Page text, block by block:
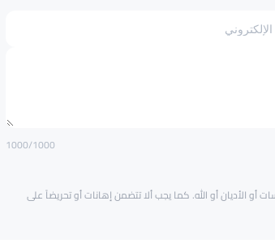
1000/1000
أو الأديان أو الله. كما يجب ألا تتضمن إهانات أو تحريضاً على